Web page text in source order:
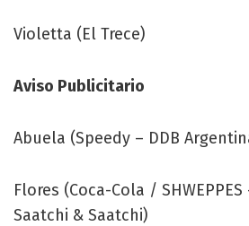
Violetta (El Trece)
Aviso Publicitario
Abuela (Speedy – DDB
Flores (Coca-Cola /
Saatchi & Saatchi)